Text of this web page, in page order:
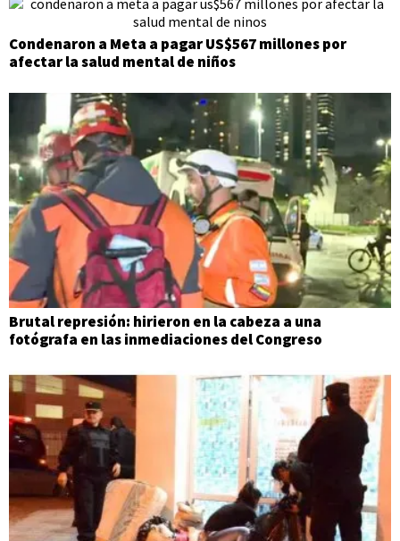
Condenaron a Meta a pagar US$567 millones por
afectar la salud mental de niños
Brutal represión: hirieron en la cabeza a una
fotógrafa en las inmediaciones del Congreso